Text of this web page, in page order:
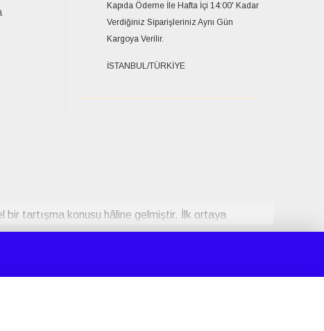
Kapıda Ödeme İle Hafta İçi 14:00' Kadar
Verdiğiniz Siparişleriniz Aynı Gün
Kargoya Verilir.
İSTANBUL/TÜRKİYE
bir tartışma konusu hâline gelmiştir. İlk ortaya
zeminde değerlendirilmektedir. Ürün
arasında dikkat çekici bir popülerlik